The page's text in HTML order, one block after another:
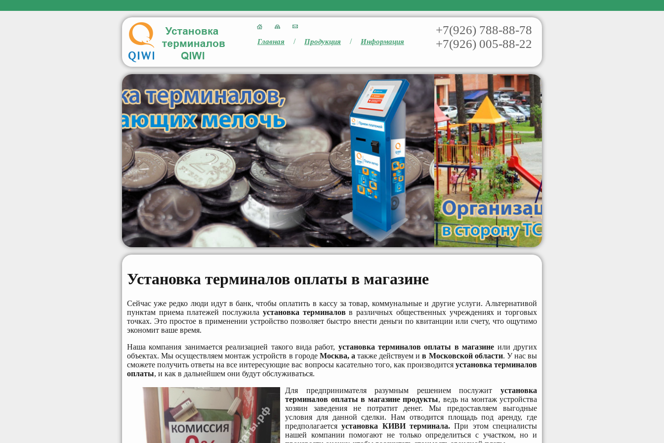
Главная / Продукция / Информация
+7(926) 788-88-78
+7(926) 005-88-22
Установка терминалов оплаты в магазине
Сейчас уже редко люди идут в банк, чтобы оплатить в кассу за товар, коммунальные и другие услуги. Альтернативой
пунктам приема платежей послужила установка терминалов в различных общественных учреждениях и торговых
точках. Это простое в применении устройство позволяет быстро внести деньги по квитанции или счету, что ощутимо
экономит ваше время.
Наша компания занимается реализацией такого вида работ, установка терминалов оплаты в магазине или других
объектах. Мы осуществляем монтаж устройств в городе Москва, атакже действуем ив Московской области. У нас вы
сможете получить ответы на все интересующие вас вопросы касательно того, как производится установка терминалов
оплаты, и как в дальнейшем они будут обслуживаться.
Для предпринимателя разумным решением послужит установка
терминалов оплаты в магазине продукты, ведь на монтаж устройства
хозяин заведения не потратит денег. Мы предоставляем выгодные
условия для данной сделки. Нам отводится площадь под аренду, где
предполагаетсяустановка КИВИ терминала.При этом специалисты
нашей компании помогают не только определиться с участком, но и